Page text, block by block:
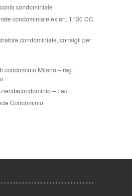
condominiale
condominiale ex art. 1130 CC
condominiale, consigli per
condominio Milano – rag.
– Faq
Condominio